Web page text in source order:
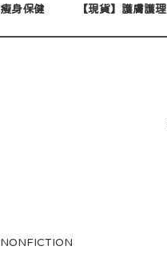
瘦身保健 【現貨】護膚護理
NONFICTION